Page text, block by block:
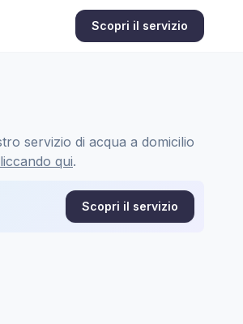
Scopri il servizio
servizio di acqua a domicilio
qui.
Scopri il servizio